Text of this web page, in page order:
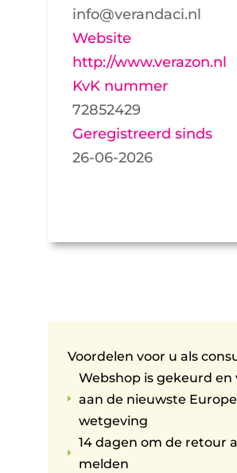
info@verandaci.nl
Website
http://www.verazon.nl
KvK nummer
72852429
Geregistreerd sinds
26-06-2026
Voordelen voor u als
E
Webshop is gekeurd en
aan de nieuwste
wetgeving
E
14 dagen om de retour
melden